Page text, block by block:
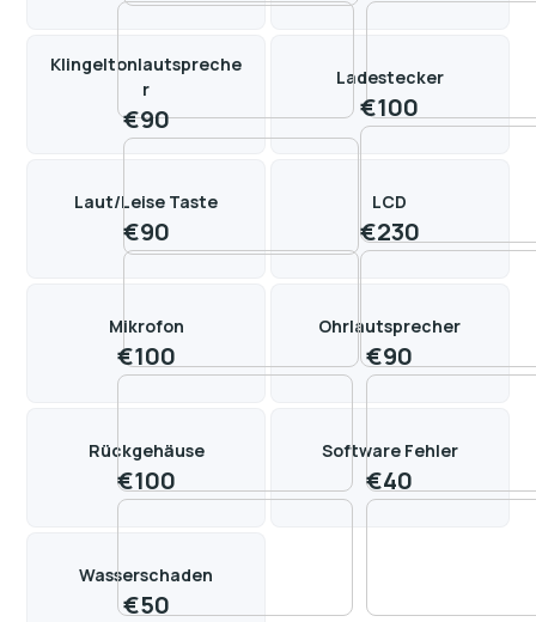
Klingeltonlautspreche
r
€90
Ladestecker
€100
Laut/Leise Taste
€90
LCD
€230
Mikrofon
€100
Ohrlautsprecher
€90
Rückgehäuse
€100
Software Fehler
€40
Wasserschaden
€50